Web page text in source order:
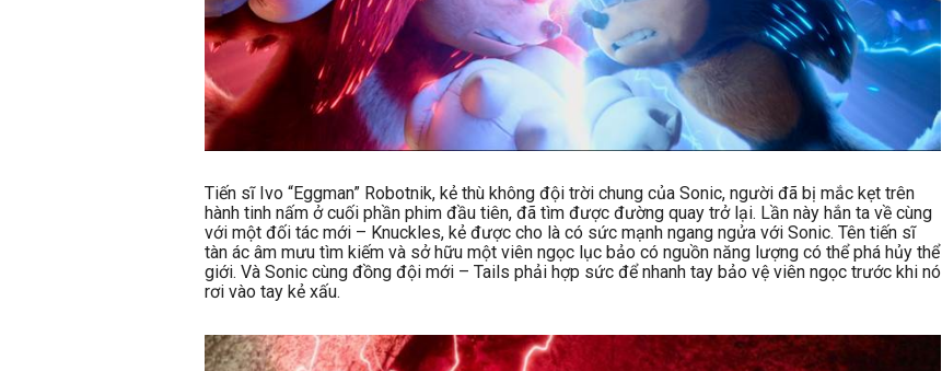
Tiến sĩ Ivo “Eggman” Robotnik, kẻ thù không đội trời chung của Sonic, người đã bị mắc kẹt trên
hành tinh nấm ở cuối phần phim đầu tiên, đã tìm được đường quay trở lại. Lần này hắn ta về cùng
với một đối tác mới – Knuckles, kẻ được cho là có sức mạnh ngang ngửa với Sonic. Tên tiến sĩ
tàn ác âm mưu tìm kiếm và sở hữu một viên ngọc lục bảo có nguồn năng lượng có thể phá hủy thể
giới. Và Sonic cùng đồng đội mới – Tails phải hợp sức để nhanh tay bảo vệ viên ngọc trước khi nó
rơi vào tay kẻ xấu.